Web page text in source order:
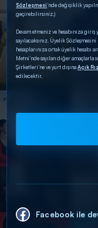
Sözleşmesi’nde değişiklik
geçirebilirsiniz.)
Devam etmeniz ve hesabınıza
sayılacaksınız. Üyelik
hesaplarınıza ortak üyelik hesabı
Metni’nde sayılan diğer amaçlarla
Şirketleri’ne ve yurt dışınaAçık
edilecektir.
Facebook ile